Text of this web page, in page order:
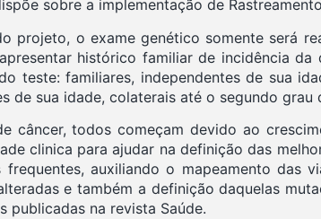
sobre a implementação de
projeto, o exame genético somente será
histórico familiar de incidência
teste: familiares, independentes de sua
de sua idade, colaterais até o segundo
câncer, todos começam devido ao
clinica para ajudar na definição das
frequentes, auxiliando o mapeamento das
e também a definição daquelas
publicadas na revista Saúde.